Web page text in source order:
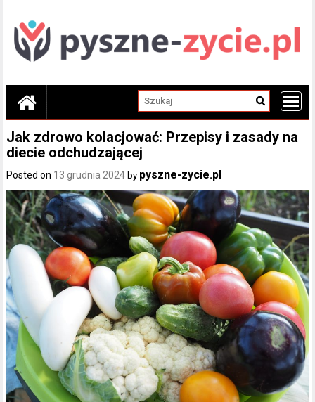
content
Jak zdrowo kolacjować: Przepisy i zasady na
diecie odchudzającej
Posted on 13 grudnia 2024 by pyszne-zycie.pl